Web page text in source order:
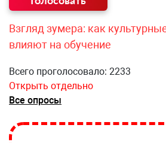
Взгляд зумера: как
влияют на обучение
Всего проголосовало: 2233
Открыть отдельно
Все опросы